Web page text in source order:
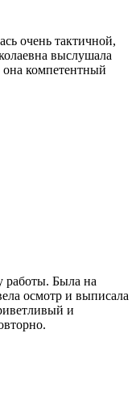
очень тактичной,
выслушала
она компетентный
работы. Была на
осмотр и выписала
и